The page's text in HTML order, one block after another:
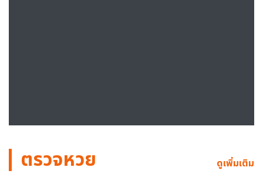
ตรวจหวย ดูเพิ่มเติม